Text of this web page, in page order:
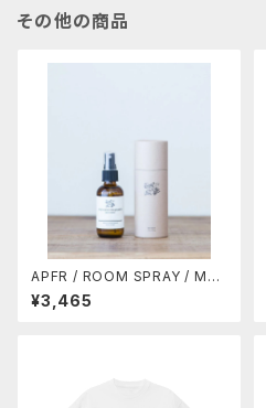
その他の商品
APFR / ROOM SPRAY / MO
SS SWAMP (10%OFF)
¥3,465